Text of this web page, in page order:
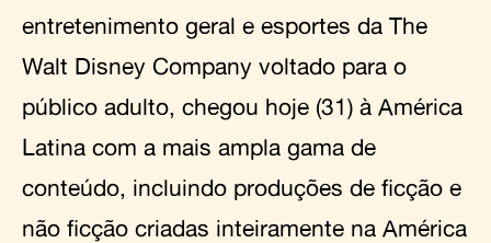
entretenimento geral e esportes da The
Walt Disney Company voltado para o
público adulto, chegou hoje (31) à América
Latina com a mais ampla gama de
conteúdo, incluindo produções de ficção e
não ficção criadas inteiramente na América